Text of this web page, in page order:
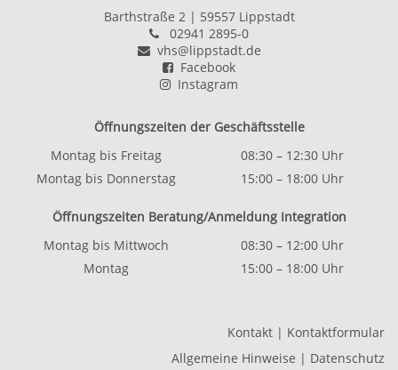
Barthstraße 2| 59557 Lippstadt
02941 2895-0
vhs@lippstadt.de
Facebook
Instagram
Öffnungszeiten der Geschäftsstelle
Montag bis Freitag
08:30 – 12:30 Uhr
Montag bis Donnerstag
15:00 – 18:00 Uhr
Öffnungszeiten Beratung/Anmeldung Integration
Montag bis Mittwoch
08:30 – 12:00 Uhr
Montag
15:00 – 18:00 Uhr
Kontakt | Kontaktformular
Allgemeine Hinweise | Datenschutz